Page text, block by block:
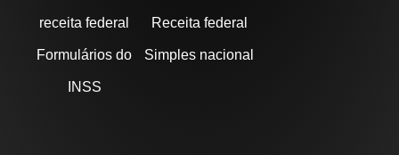
receita federal
Formulários do
INSS
Receita federal
Simples nacional